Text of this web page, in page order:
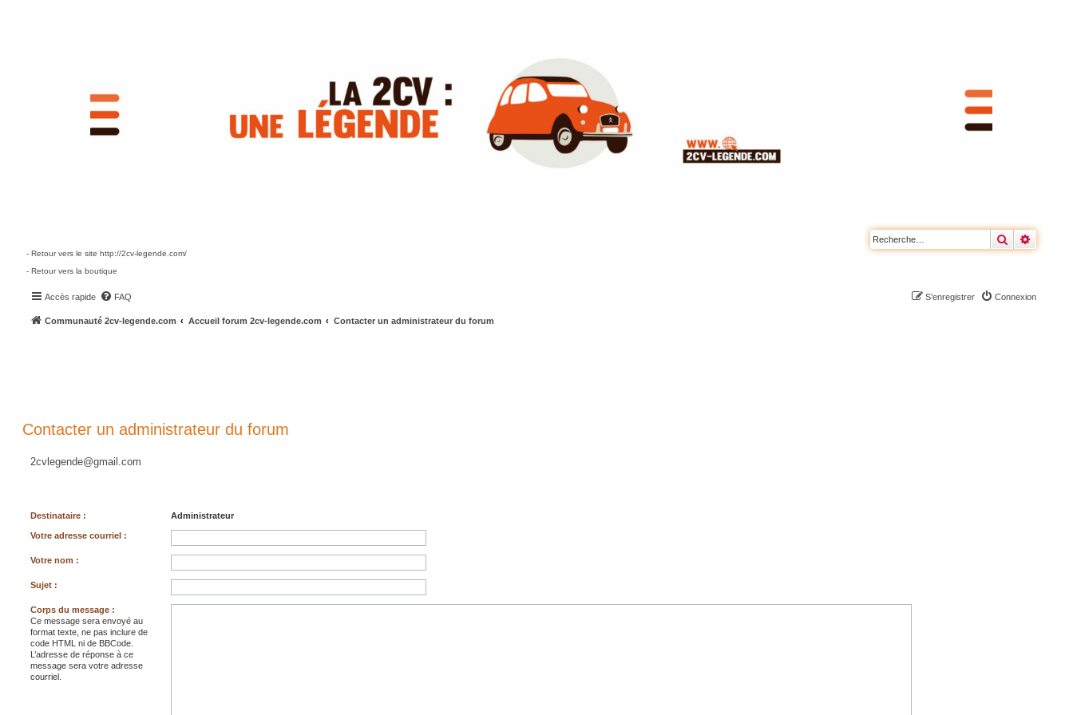
Rechercher
- Retour vers le site http://2cv-legende.com/
- Retour vers la boutique
Accès rapide FAQ Connexion
S’enregistrer
Communauté 2cv-legende.com Accueil forum 2cv-legende.com Contacter un administrateur du forum
Contacter un administrateur du forum
2cvlegende@gmail.com
Destinataire : Administrateur
Votre adresse courriel :
Votre nom :
Sujet :
Corps du message :
Ce message sera envoyé au
format texte, ne pas inclure de
code HTML ni de BBCode.
L’adresse de réponse à ce
message sera votre adresse
courriel.